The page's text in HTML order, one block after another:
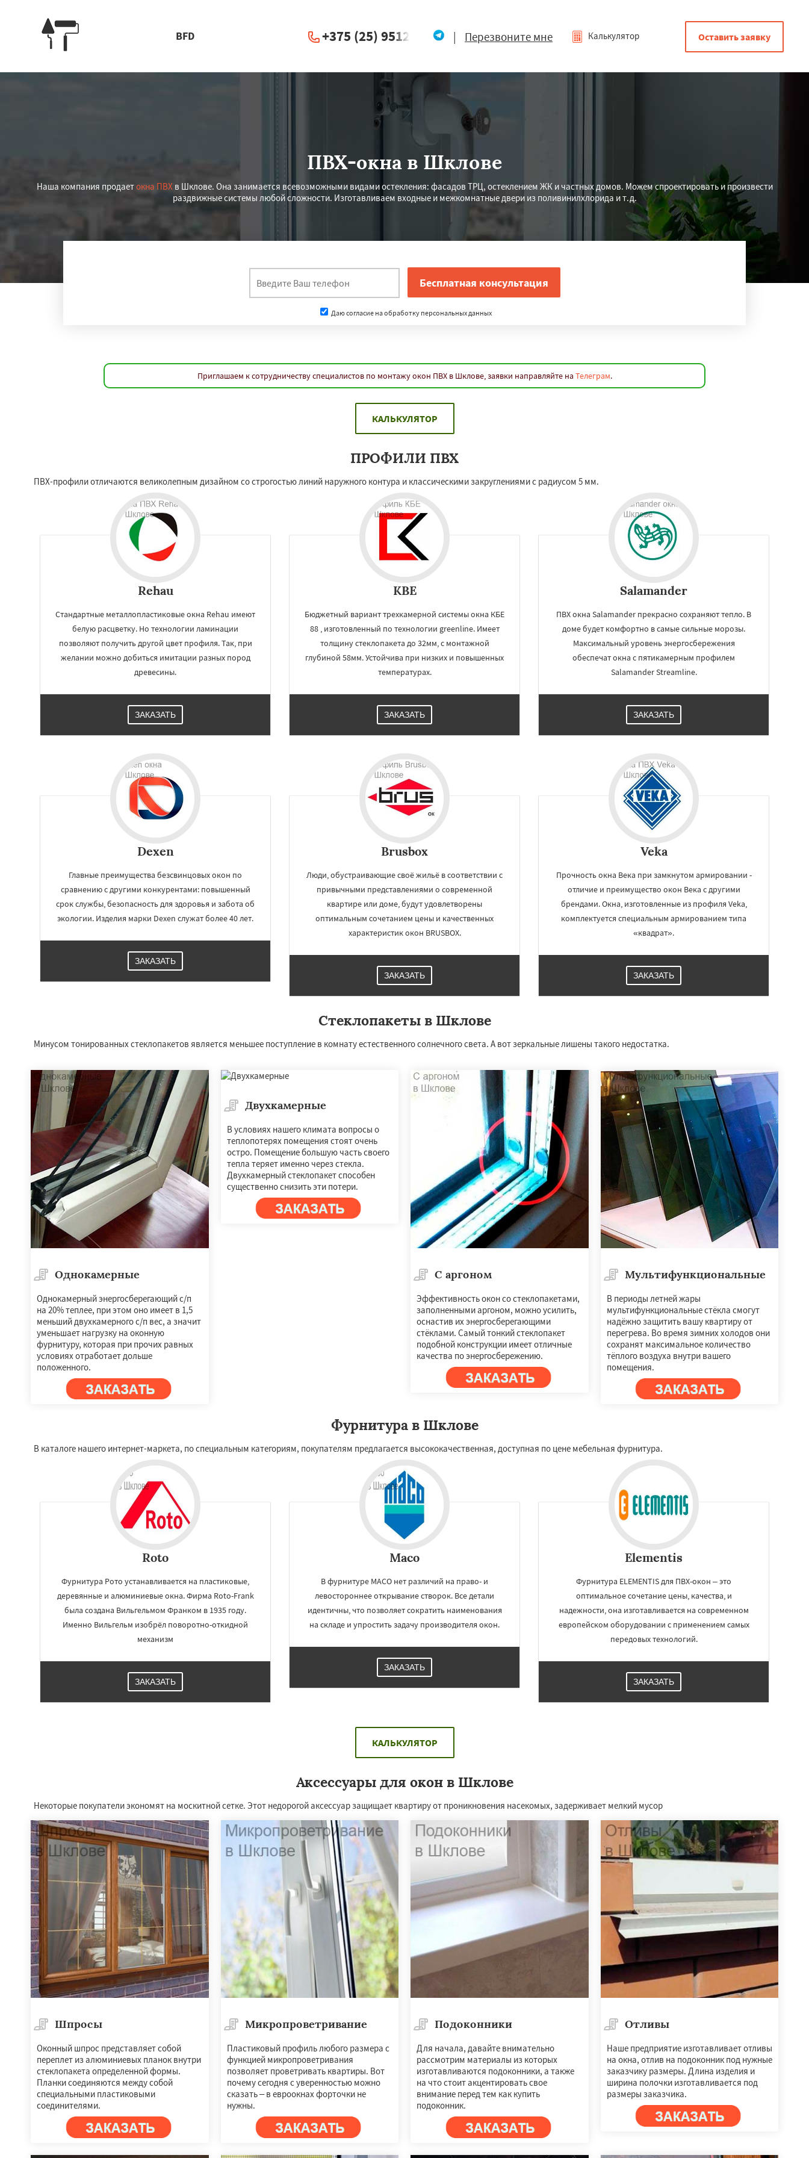
Работаем по
×
Быхов
Белыничи Кировск Кличев Круглое
Славгород
Чериков
BFD +375 (25) 951234 | Перезвоните мне Калькулятор Оставить заявку
ПВХ-окна в Шклове
Наша компания продаетокна ПВХв Шклове. Она занимается всевозможными видами остекления: фасадов ТРЦ, остеклением ЖК и частных домов. Можем спроектировать и произвести
раздвижные системы любой сложности. Изготавливаем входные и межкомнатные двери из поливинилхлорида и т.д.
Даю согласие на обработку персональных данных
Приглашаем к сотрудничеству специалистов по монтажу окон ПВХ в Шклове, заявки направляйте на Телеграм.
КАЛЬКУЛЯТОР
ПРОФИЛИ ПВХ
ПВХ-профили отличаются великолепным дизайном со строгостью линий наружного контура и классическими закруглениями с радиусом 5 мм.
Rehau
Стандартные металлопластиковые окна Rehau имеют
белую расцветку. Но технологии ламинации
позволяют получить другой цвет профиля. Так, при
желании можно добиться имитации разных пород
древесины.
ЗАКАЗАТЬ
KBE
Бюджетный вариант трехкамерной системы окна КБЕ
88 , изготовленный по технологии greenline. Имеет
толщину стеклопакета до 32мм, с монтажной
глубиной 58мм. Устойчива при низких и повышенных
температурах.
ЗАКАЗАТЬ
Salamander
ПВХ окна Salamander прекрасно сохраняют тепло. В
доме будет комфортно в самые сильные морозы.
Максимальный уровень энергосбережения
обеспечат окна с пятикамерным профилем
Salamander Streamline.
ЗАКАЗАТЬ
Dexen
Главные преимущества безсвинцовых окон по
сравнению с другими конкурентами: повышенный
срок службы, безопасность для здоровья и забота об
экологии. Изделия марки Dexen служат более 40 лет.
ЗАКАЗАТЬ
Brusbox
Люди, обустраивающие своё жильё в соответствии с
привычными представлениями о современной
квартире или доме, будут удовлетворены
оптимальным сочетанием цены и качественных
характеристик окон BRUSBOX.
ЗАКАЗАТЬ
Veka
Прочность окна Века при замкнутом армировании -
отличие и преимущество окон Века с другими
брендами. Окна, изготовленные из профиля Veka,
комплектуется специальным армированием типа
«квадрат».
ЗАКАЗАТЬ
Стеклопакеты в Шклове
Минусом тонированных стеклопакетов является меньшее поступление в комнату естественного солнечного света. А вот зеркальные лишены такого недостатка.
Однокамерные
Однокамерный энергосберегающий с/п
на 20% теплее, при этом оно имеет в 1,5
меньший двухкамерного с/п вес, а значит
уменьшает нагрузку на оконную
фурнитуру, которая при прочих равных
условиях отработает дольше
положенного.
Двухкамерные
В условиях нашего климата вопросы о
теплопотерях помещения стоят очень
остро. Помещение большую часть своего
тепла теряет именно через стекла.
Двухкамерный стеклопакет способен
существенно снизить эти потери.
С аргоном
Эффективность окон со стеклопакетами,
заполненными аргоном, можно усилить,
оснастив их энергосберегающими
стёклами. Самый тонкий стеклопакет
подобной конструкции имеет отличные
качества по энергосбережению.
Мультифункциональные
В периоды летней жары
мультифункциональные стёкла смогут
надёжно защитить вашу квартиру от
перегрева. Во время зимних холодов они
сохранят максимальное количество
тёплого воздуха внутри вашего
помещения.
Фурнитура в Шклове
В каталоге нашего интернет-маркета, по специальным категориям, покупателям предлагается высококачественная, доступная по цене мебельная фурнитура.
Roto
Фурнитура Рото устанавливается на пластиковые,
деревянные и алюминиевые окна. Фирма Roto-Frank
была создана Вильгельмом Франком в 1935 году.
Именно Вильгельм изобрёл поворотно-откидной
механизм
ЗАКАЗАТЬ
Maco
В фурнитуре MACO нет различий на право- и
левостороннее открывание створок. Все детали
идентичны, что позволяет сократить наименования
на складе и упростить задачу производителя окон.
ЗАКАЗАТЬ
Elementis
Фурнитура ELEMENTIS для ПВХ-окон – это
оптимальное сочетание цены, качества, и
надежности, она изготавливается на современном
европейском оборудовании с применением самых
передовых технологий.
ЗАКАЗАТЬ
КАЛЬКУЛЯТОР
Аксессуары для окон в Шклове
Некоторые покупатели экономят на москитной сетке. Этот недорогой аксессуар защищает квартиру от проникновения насекомых, задерживает мелкий мусор
Шпросы
Оконный шпрос представляет собой
переплет из алюминиевых планок внутри
стеклопакета определенной формы.
Планки соединяются между собой
специальными пластиковыми
соединителями.
Микропроветривание
Пластиковый профиль любого размера с
функцией микропроветривания
позволяет проветривать квартиры. Вот
почему сегодня с уверенностью можно
сказать – в евроокнах форточки не
нужны.
Подоконники
Для начала, давайте внимательно
рассмотрим материалы из которых
изготавливаются подоконники, а также
на что стоит акцентировать свое
внимание перед тем как купить
подоконник.
Отливы
Наше предприятие изготавливает отливы
на окна, отлив на подоконник под нужные
заказчику размеры. Длина изделия и
ширина полочки изготавливается под
размеры заказчика.